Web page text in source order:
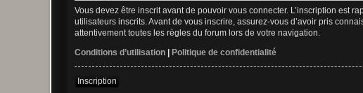
Vous devez être inscrit avant de pouvoir vous connecter. L’inscription est
utilisateurs inscrits. Avant de vous inscrire, assurez-vous d’avoir pris
attentivement toutes les règles du forum lors de votre navigation.
Conditions d’utilisation | Politique de confidentialité
Inscription